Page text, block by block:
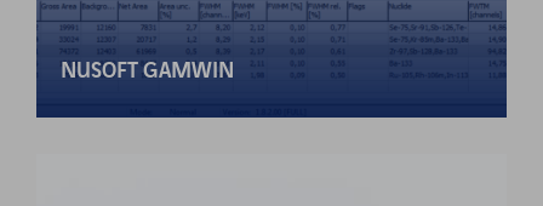
NUSOFT GAMWIN